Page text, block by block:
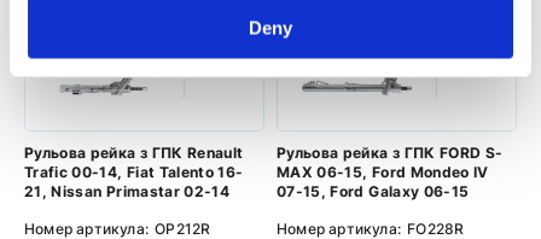
Deny
Рульова рейка з ГПК Renault
Trafic 00-14, Fiat Talento 16-
21, Nissan Primastar 02-14
Номер артикула: OP212R
Рульова рейка з ГПК FORD S-
MAX 06-15, Ford Mondeo IV
07-15, Ford Galaxy 06-15
Номер артикула: FO228R